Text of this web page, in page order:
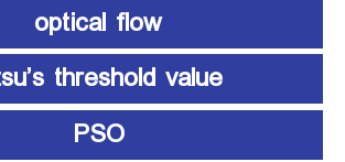
optical flow
threshold value
PSO